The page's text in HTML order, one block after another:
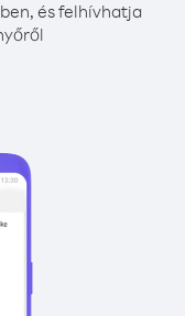
és felhívhatja